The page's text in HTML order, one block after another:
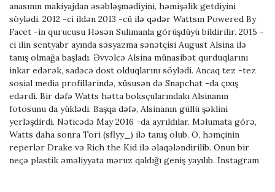
anasının makiyajdan əsəbləşmədiyini, həmişəlik getdiyini
söylədi. 2012 -ci ildən 2013 -cü ilə qədər Wattsın Powered By
Facet -in qurucusu Həsən Sulimanla görüşdüyü bildirilir. 2015 -
ci ilin sentyabr ayında səsyazma sənətçisi August Alsina ilə
tanış olmağa başladı. Əvvəlcə Alsina münasibət qurduqlarını
inkar edərək, sadəcə dost olduqlarını söylədi. Ancaq tez -tez
sosial media profillərində, xüsusən də Snapchat -da çıxış
edərdi. Bir dəfə Watts hətta boksçularındakı Alsinanın
fotosunu da yüklədi. Başqa dəfə, Alsinanın güllü şəklini
yerləşdirdi. Nəticədə May 2016 -da ayrıldılar. Məlumata görə,
Watts daha sonra Tori (sflyy_) ilə tanış olub. O, həmçinin
reperlər Drake və Rich the Kid ilə əlaqələndirilib. Onun bir
neçə plastik əməliyyata məruz qaldığı geniş yayılıb. Instagram